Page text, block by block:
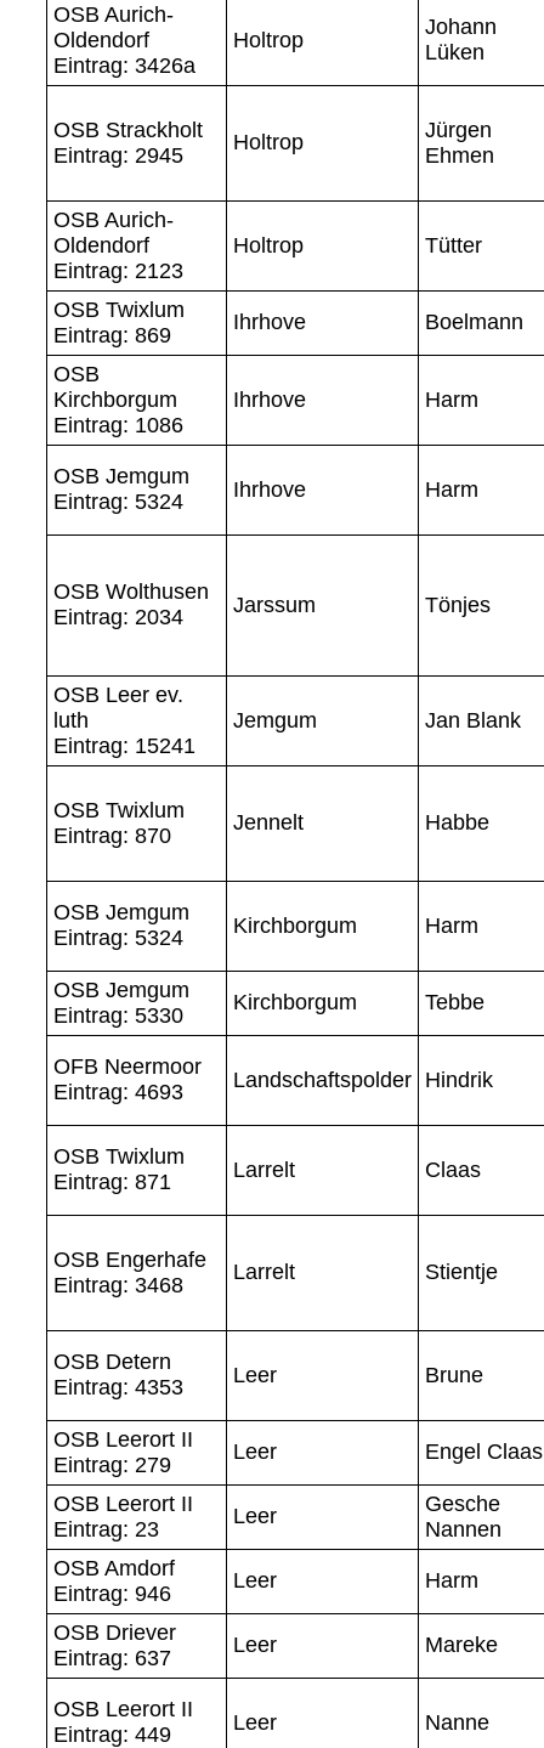
OSB Aurich-
Oldendorf
Eintrag: 3426a
Holtrop
Johann
Lüken
OSB Strackholt
Eintrag: 2945
Holtrop
Jürgen
Ehmen
OSB Aurich-
Oldendorf
Eintrag: 2123
Holtrop Tütter
OSB Twixlum
Eintrag: 869
Ihrhove Boelmann
OSB
Kirchborgum
Eintrag: 1086
Ihrhove Harm
OSB Jemgum
Eintrag: 5324
Ihrhove Harm
OSB Wolthusen
Eintrag: 2034
Jarssum Tönjes
OSB Leer ev.
luth
Eintrag: 15241
Jemgum Jan Blank
OSB Twixlum
Eintrag: 870
Jennelt Habbe
OSB Jemgum
Eintrag: 5324
Kirchborgum Harm
OSB Jemgum
Eintrag: 5330
Kirchborgum Tebbe
OFB Neermoor
Eintrag: 4693
Landschaftspolder Hindrik
OSB Twixlum
Eintrag: 871
Larrelt Claas
OSB Engerhafe
Eintrag: 3468
Larrelt Stientje
OSB Detern
Eintrag: 4353
Leer Brune
OSB Leerort II
Eintrag: 279
Leer Engel Claas
OSB Leerort II
Eintrag: 23
Leer
Gesche
Nannen
OSB Amdorf
Eintrag: 946
Leer Harm
OSB Driever
Eintrag: 637
Leer Mareke
OSB Leerort II
Eintrag: 449
Leer Nanne